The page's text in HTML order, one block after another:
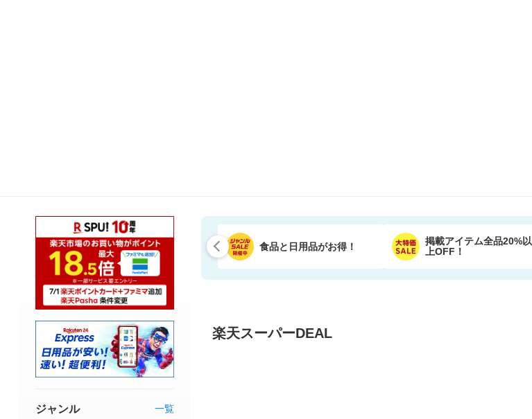
食品と日用品がお得！
掲載アイテム全品20%以
上OFF！
楽天スーパーDEAL
ジャンル 一覧